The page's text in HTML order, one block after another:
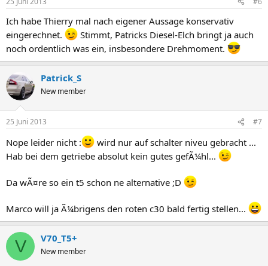
Ich habe Thierry mal nach eigener Aussage konservativ
eingerechnet.
Stimmt, Patricks Diesel-Elch bringt ja auch
noch ordentlich was ein, insbesondere Drehmoment.
Patrick_S
New member
25 Juni 2013 #7
Nope leider nicht :
wird nur auf schalter niveu gebracht ...
Hab bei dem getriebe absolut kein gutes gefÃ¼hl...
Da wÃ¤re so ein t5 schon ne alternative ;D
Marco will ja Ã¼brigens den roten c30 bald fertig stellen...
V V70_T5+
New member